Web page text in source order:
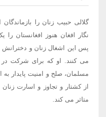
گلالی حبیب زنان را
نگار افغان هنوز افغانستان
پس این اشغال زنان و
می کنند. او که برای شرکت
مسلمان، صلح و امنیت پایدار
از کشتار و تجاوز و اسارت
متاثر می کند.